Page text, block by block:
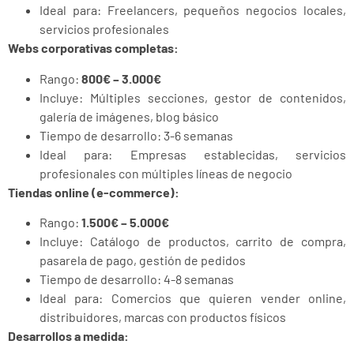
Ideal para: Freelancers, pequeños negocios locales,
servicios profesionales
Webs corporativas completas:
Rango: 800€ – 3.000€
Incluye: Múltiples secciones, gestor de contenidos,
galería de imágenes, blog básico
Tiempo de desarrollo: 3-6 semanas
Ideal para: Empresas establecidas, servicios
profesionales con múltiples líneas de negocio
Tiendas online (e-commerce):
Rango: 1.500€ – 5.000€
Incluye: Catálogo de productos, carrito de compra,
pasarela de pago, gestión de pedidos
Tiempo de desarrollo: 4-8 semanas
Ideal para: Comercios que quieren vender online,
distribuidores, marcas con productos físicos
Desarrollos a medida: